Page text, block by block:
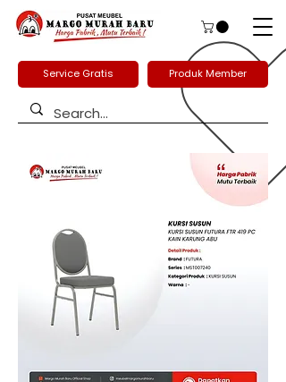
Service Gratis Produk Member